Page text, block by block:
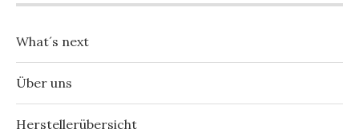
What´s next
Über uns
Herstellerübersicht